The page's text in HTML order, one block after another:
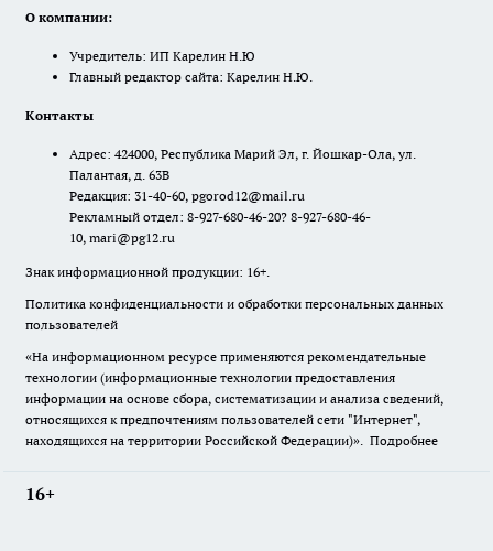
О компании:
Учредитель: ИП Карелин Н.Ю
Главный редактор сайта: Карелин Н.Ю.
Контакты
Адрес: 424000, Республика Марий Эл, г. Йошкар-Ола, ул.
Палантая, д. 63В
Редакция: 31-40-60, pgorod12@mail.ru
Рекламный отдел: 8-927-680-46-20? 8-927-680-46-
10, mari@pg12.ru
Знак информационной продукции: 16+.
Политика конфиденциальности и обработки персональных данных
пользователей
«На информационном ресурсе применяются рекомендательные
технологии (информационные технологии предоставления
информации на основе сбора, систематизации и анализа сведений,
относящихся к предпочтениям пользователей сети "Интернет",
находящихся на территории Российской Федерации)». Подробнее
16+